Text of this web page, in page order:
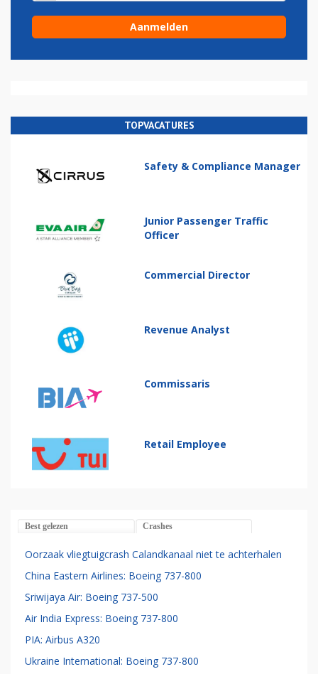
TOPVACATURES
Safety & Compliance Manager
Junior Passenger Traffic
Officer
Commercial Director
Revenue Analyst
Commissaris
Retail Employee
Best gelezen Crashes
Oorzaak vliegtuigcrash Calandkanaal niet te achterhalen
China Eastern Airlines: Boeing 737-800
Sriwijaya Air: Boeing 737-500
Air India Express: Boeing 737-800
PIA: Airbus A320
Ukraine International: Boeing 737-800